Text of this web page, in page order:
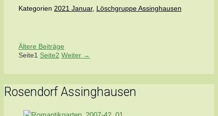
Kategorien 2021 Januar, Löschgruppe Assinghausen
Ältere Beiträge
Seite1 Seite2 Weiter →
Rosendorf Assinghausen